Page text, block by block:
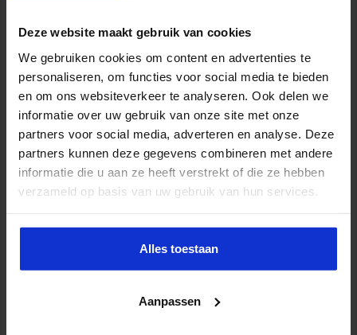
Deze website maakt gebruik van cookies
We gebruiken cookies om content en advertenties te
personaliseren, om functies voor social media te bieden
en om ons websiteverkeer te analyseren. Ook delen we
informatie over uw gebruik van onze site met onze
partners voor social media, adverteren en analyse. Deze
partners kunnen deze gegevens combineren met andere
informatie die u aan ze heeft verstrekt of die ze hebben
verzameld op basis van uw gebruik van hun services.
Alles toestaan
Aanpassen
Jaaropleiding Bedrijfskundig
Zorgmanagement
ZORG